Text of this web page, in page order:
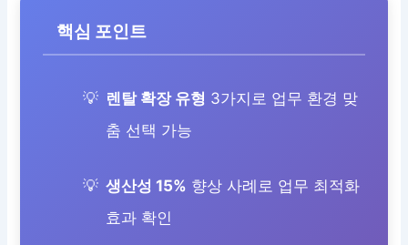
핵심 포인트
렌탈 확장 유형 3가지로 업무 환경 맞
춤 선택 가능
생산성 15% 향상 사례로 업무 최적화
효과 확인